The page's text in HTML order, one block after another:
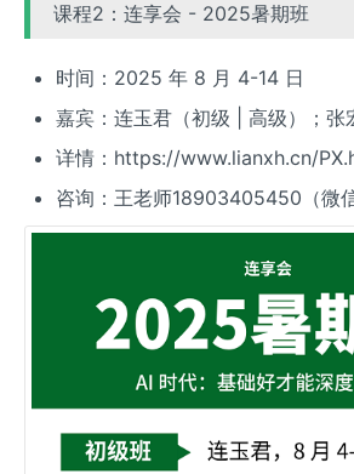
课程2：连享会 - 2025暑期班
时间：2025 年 8 月 4-14 日
嘉宾：连玉君（初级 | 高级）；张
详情：https://www.lianxh.cn/
咨询：王老师18903405450（微信